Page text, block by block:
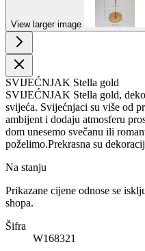
View larger image
SVIJEĆNJAK Stella gold
SVIJEĆNJAK Stella gold,
svijeća. Svijećnjaci su više od
ambijent i dodaju atmosferu
dom unesemo svečanu ili
poželimo.Prekrasna su
Na stanju
Prikazane cijene odnose se
shopa.
Šifra
W168321